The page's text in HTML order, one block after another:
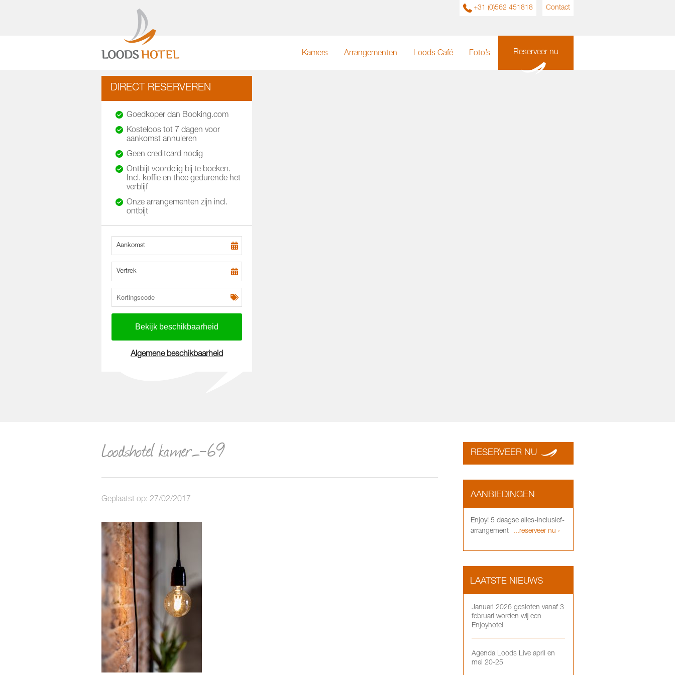
+31 (0)562 451818 Contact
Kamers Arrangementen Loods Café Foto’s Reserveer nu
DIRECT RESERVEREN
Goedkoper dan Booking.com
Kosteloos tot 7 dagen voor
aankomst annuleren
Geen creditcard nodig
Ontbijt voordelig bij te boeken.
Incl. koffie en thee gedurende het
verblijf
Onze arrangementen zijn incl.
ontbijt
Aankomst
Vertrek
Algemene beschikbaarheid
Loodshotel kamer_-69
Geplaatst op: 27/02/2017
RESERVEER NU
AANBIEDINGEN
Enjoy! 5 daagse alles-inclusief-
arrangement
...reserveer nu ›
LAATSTE NIEUWS
Januari 2026 gesloten vanaf 3
februari worden wij een
Enjoyhotel
Agenda Loods Live april en
mei 20-25